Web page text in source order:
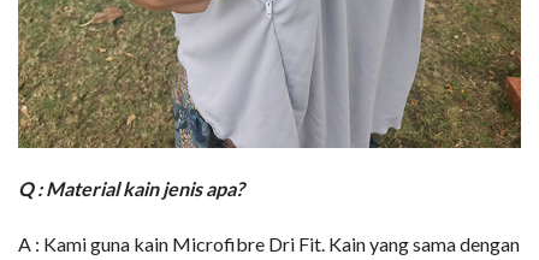
Q :Material kain jenis apa?
A : Kami guna kain Microfibre Dri Fit. Kain yang sama dengan